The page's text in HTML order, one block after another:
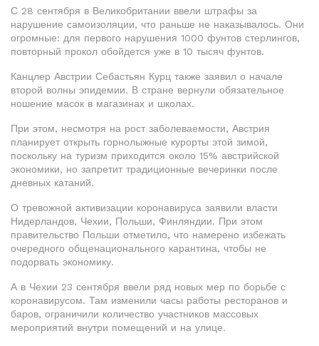
С 28 сентября в Великобритании ввели штрафы за
нарушение самоизоляции, что раньше не наказывалось. Они
огромные: для первого нарушения 1000 фунтов стерлингов,
повторный прокол обойдется уже в 10 тысяч фунтов.
Канцлер Австрии Себастьян Курц также заявил о начале
второй волны эпидемии. В стране вернули обязательное
ношение масок в магазинах и школах.
При этом, несмотря на рост заболеваемости, Австрия
планирует открыть горнолыжные курорты этой зимой,
поскольку на туризм приходится около 15% австрийской
экономики, но запретит традиционные вечеринки после
дневных катаний.
О тревожной активизации коронавируса заявили власти
Нидерландов, Чехии, Польши, Финляндии. При этом
правительство Польши отметило, что намерено избежать
очередного общенационального карантина, чтобы не
подорвать экономику.
А в Чехии 23 сентября ввели ряд новых мер по борьбе с
коронавирусом. Там изменили часы работы ресторанов и
баров, ограничили количество участников массовых
мероприятий внутри помещений и на улице.